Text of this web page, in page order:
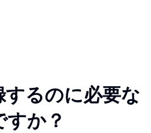
するのに必要な
か？